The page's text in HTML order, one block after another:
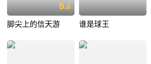
5.6
脚尖上的信天游 谁是球王